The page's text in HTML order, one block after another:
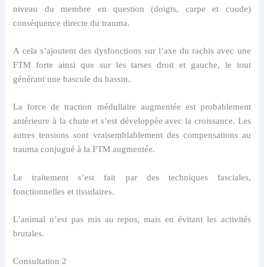
niveau du membre en question (doigts, carpe et coude)
conséquence directe du trauma.
A cela s’ajoutent des dysfonctions sur l’axe du rachis avec une
FTM forte ainsi que sur les tarses droit et gauche, le tout
générant une bascule du bassin.
La force de traction médullaire augmentée est probablement
antérieure à la chute et s’est développée avec la croissance. Les
autres tensions sont vraisemblablement des compensations au
trauma conjugué à la FTM augmentée.
Le traitement s’est fait par des techniques fasciales,
fonctionnelles et tissulaires.
L’animal n’est pas mis au repos, mais en évitant les activités
brutales.
Consultation 2